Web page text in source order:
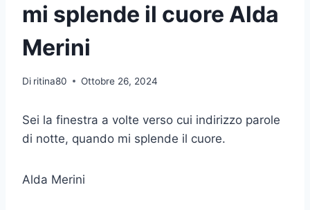
mi splende il cuore Alda
Merini
Di ritina80 Ottobre 26, 2024
Sei la finestra a volte verso cui indirizzo parole
di notte, quando mi splende il cuore.
Alda Merini